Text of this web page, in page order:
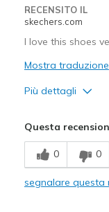
RECENSITO IL
skechers.com
I love this shoes
Mostra traduzione
Più dettagli
Comfortable
Questa
0 0
segnalare questa